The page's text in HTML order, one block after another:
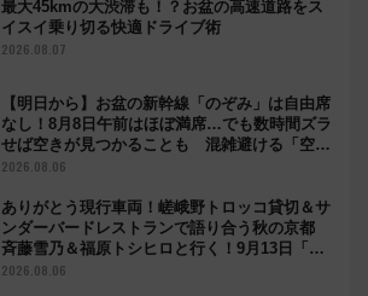
最大45kmの大渋滞も！？お盆の高速道路をス
イスイ乗り切る快適ドライブ術
2026.08.07
【明日から】お盆の新幹線「のぞみ」は自由席
なし！8月8日午前はほぼ満席…でも数時間ズラ
せば空きが見つかることも 混雑避ける「空
席」探しのコツ
2026.08.06
ありがとう現行車両！嵯峨野トロッコ貸切＆サ
ンダーバードレストランで語り合う秋の京都
斉藤雪乃＆福原トシヒロと行く！9月13日「京
都の鉄道満喫ツアー」開催
2026.08.06